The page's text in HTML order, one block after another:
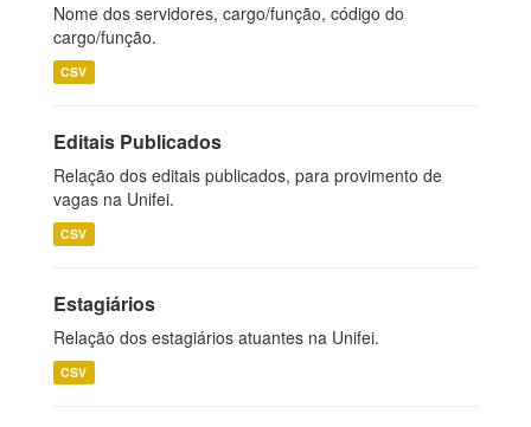
Nome dos servidores, cargo/função, código do
cargo/função.
CSV
Editais Publicados
Relação dos editais publicados, para provimento de
vagas na Unifei.
CSV
Estagiários
Relação dos estagiários atuantes na Unifei.
CSV